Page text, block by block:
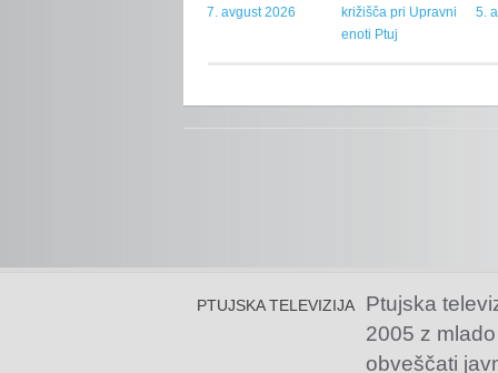
7. avgust 2026
križišča pri Upravni
enoti Ptuj
5.
PTUJSKA TELEVIZIJA
Ptujska
2005 z
obveščati